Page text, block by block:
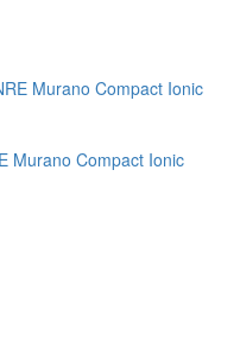
Murano Compact Ionic